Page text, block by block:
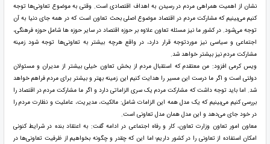
نشان از اهمیت همراهی مردم در رسیدن به اهداف اقتصادی است. وقتی به موضوع تعاونی‌ها توجه
کنیم می‌بینیم که مشارکت مردم در اقتصاد موضوع اصلی بحث تعاون است که در همه جای دنیا به آن
توجه می‌شود. در کشور ما نیز مسئله تعاون علاوه بر حوزه اقتصاد در سایر حوزه ها شامل حوزه فرهنگی،
اجتماعی و سیاسی نیز موردتوجه قرار دارد، در واقع هرچه بیشتر به تعاونی‌ها توجه شود زمینه
مشارکت مردم نیز بیشتر خواهد شد.
ویس کرمی افزود: من معتقدم که استقبال مردم از بخش تعاون خیلی بیشتر از مدیران و مسئولان
دولتی است و اگر ما درست این مسیر را هدایت کنیم این زمینه بهتر و بیشتر برای مردم فراهم خواهد
شد. اما باید توجه داشت که مشارکت مردم یک سری الزاماتی دارد و اگر ما مشارکت مردم در اقتصاد را
بررسی کنیم می‌بینیم که یک مدل همه این الزامات شامل: مالکیت، مدیریت، عاملیت و نظارت مردم را
در خود جای می‌دهد و این مدل همان مدل تعاونی است.
معاون امور تعاون وزارت تعاون، کار و رفاه اجتماعی در ادامه گفت: به اعتقاد بنده در شرایط کنونی
امکان استفاده از تعاونی را در کشور داریم؛ اما این که چقدر و چگونه بخواهیم از ظرفیت تعاونی‌ها در